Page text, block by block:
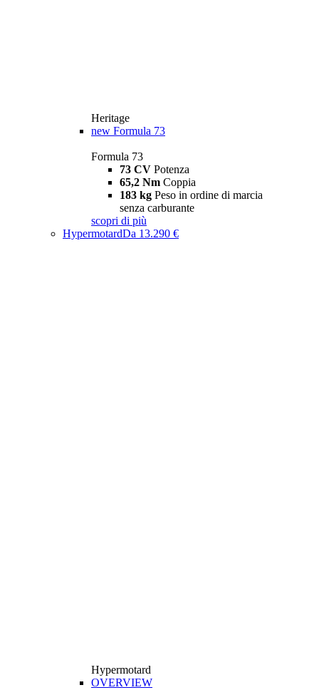
Heritage
new Formula 73
Formula 73
73 CV Potenza
65,2 Nm Coppia
183 kg Peso in ordine di marcia
senza carburante
scopri di più
HypermotardDa 13.290 €
Hypermotard
OVERVIEW